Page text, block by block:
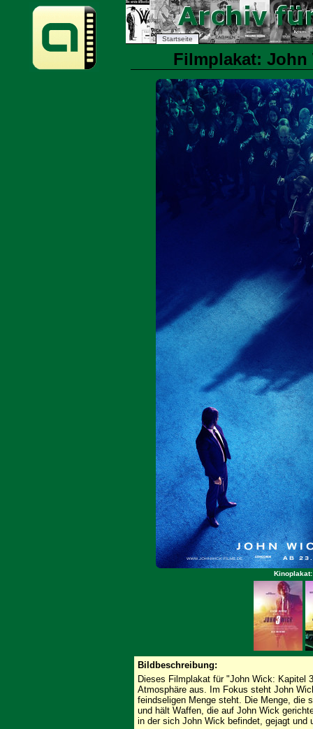
Startseite
Filmplakat: John
Bildbeschreibung:
Dieses Filmplakat für "John Wick: Kapitel
Atmosphäre aus. Im Fokus steht John
feindseligen Menge steht. Die Menge, die
und hält Waffen, die auf John Wick
in der sich John Wick befindet, gejagt und